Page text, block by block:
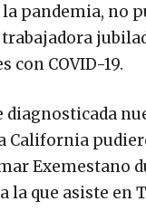
la pandemia,
trabajadora
con COVID-19.
Exemestano
que asiste en